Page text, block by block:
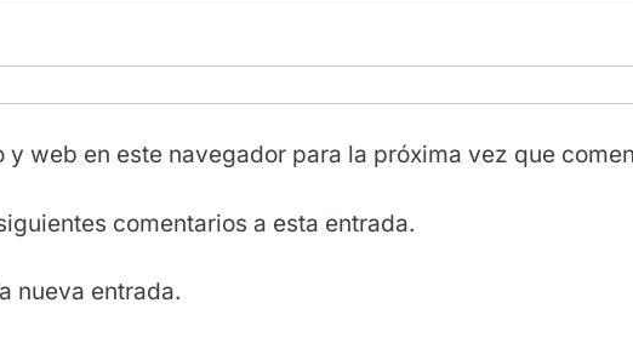
web en este navegador para la próxima vez que
comentarios a esta entrada.
nueva entrada.